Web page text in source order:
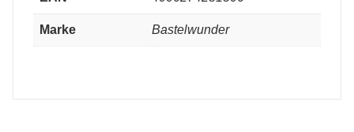
Marke Bastelwunder